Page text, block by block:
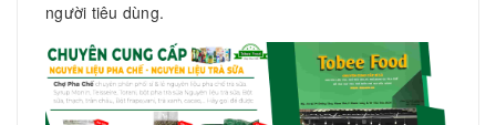
người tiêu dùng.